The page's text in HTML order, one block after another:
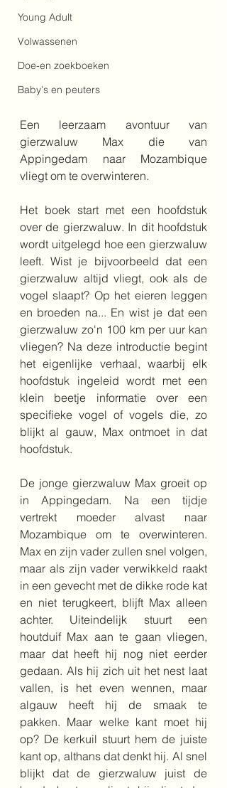
Young Adult
Volwassenen
Doe-en zoekboeken
Baby's en peuters
Een leerzaam avontuur van
gierzwaluw Max die van
Appingedam naar Mozambique
vliegt om te overwinteren.
Het boek start met een hoofdstuk
over de gierzwaluw. In dit hoofdstuk
wordt uitgelegd hoe een gierzwaluw
leeft. Wist je bijvoorbeeld dat een
gierzwaluw altijd vliegt, ook als de
vogel slaapt? Op het eieren leggen
en broeden na... En wist je dat een
gierzwaluw zo'n 100 km per uur kan
vliegen? Na deze introductie begint
het eigenlijke verhaal, waarbij elk
hoofdstuk ingeleid wordt met een
klein beetje informatie over een
specifieke vogel of vogels die, zo
blijkt al gauw, Max ontmoet in dat
hoofdstuk.
De jonge gierzwaluw Max groeit op
in Appingedam. Na een tijdje
vertrekt moeder alvast naar
Mozambique om te overwinteren.
Max en zijn vader zullen snel volgen,
maar als zijn vader verwikkeld raakt
in een gevecht met de dikke rode kat
en niet terugkeert, blijft Max alleen
achter. Uiteindelijk stuurt een
houtduif Max aan te gaan vliegen,
maar dat heeft hij nog niet eerder
gedaan. Als hij zich uit het nest laat
vallen, is het even wennen, maar
algauw heeft hij de smaak te
pakken. Maar welke kant moet hij
op? De kerkuil stuurt hem de juiste
kant op, althans dat denkt hij. Al snel
blijkt dat de gierzwaluw juist de